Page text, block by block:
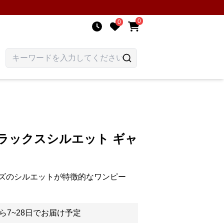
0 0
ックスシルエット ギャ
のシルエットが特徴的なワンピー
7~28日でお届け予定